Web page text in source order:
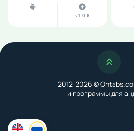
v1.0.6
Наверх
2012-2026 ©
и программы для